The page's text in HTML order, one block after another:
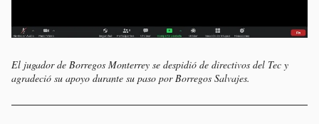
El jugador de Borregos Monterrey se despidió de directivos del Tec y
agradeció su apoyo durante su paso por Borregos Salvajes.